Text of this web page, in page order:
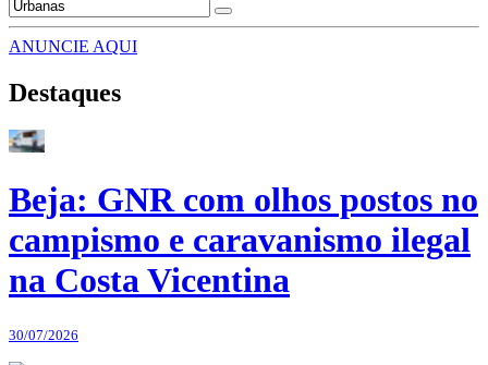
ANUNCIE AQUI
Destaques
Beja: GNR com olhos postos no
campismo e caravanismo ilegal
na Costa Vicentina
30/07/2026